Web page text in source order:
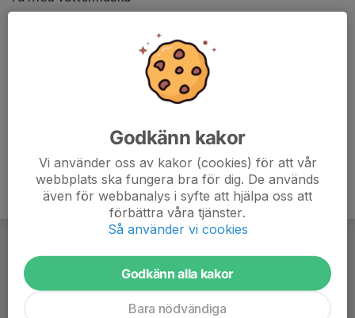
Godkänn kakor
Vi använder oss av kakor (cookies) för att vår
webbplats ska fungera bra för dig. De används
även för webbanalys i syfte att hjälpa oss att
förbättra våra tjänster.
Så använder vi cookies
Godkänn alla kakor
Bara nödvändiga